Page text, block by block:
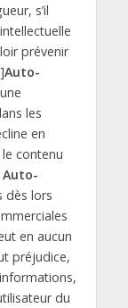
s’il
prévenir
Auto-
les
en
contenu
Auto-
dès lors
en aucun
préjudice,
du